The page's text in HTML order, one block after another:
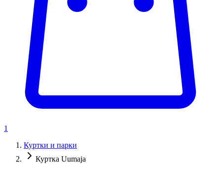
1
Куртки и парки
Куртка Uumaja